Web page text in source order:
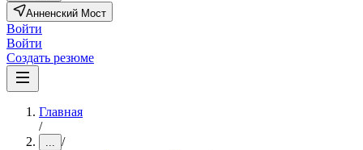
Анненский Мост
Войти
Войти
Создать резюме
Главная
/
... /